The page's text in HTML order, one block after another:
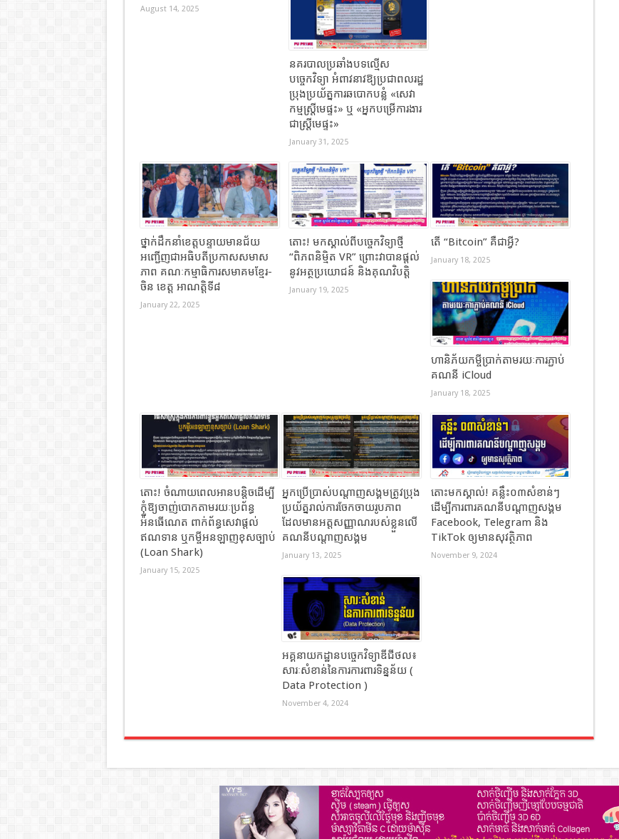
August 14, 2025
នគរបាលប្រឆាំងបទល្មើស
បច្ចេកវិទ្យា អំពាវនាវឱ្យប្រជាពលរដ្ឋ
ប្រុងប្រយ័ត្នការឆបោកបន្លំ «សេវា
កម្មស្រ្តីមេផ្ទះ» ឬ «អ្នកបម្រើការងារ
ជាស្រ្តីមេផ្ទះ»
January 31, 2025
ថ្នាក់ដឹកនាំខេត្តបន្ទាយមានជ័យ
អញ្ជើញជាអធិបតីប្រកាសសមាស
ភាព គណៈកម្មាធិការសមាគមខ្មែរ-
ចិន ខេត្ត អាណត្តិទី៨
January 22, 2025
តោះ​! មកស្គាល់​ពីបច្ចេកវិទ្យាថ្មី
“ពិភពនិម្មិត VR”​ ព្រោះវាបានផ្តល់
នូវអត្ថប្រយោជន៍ និងគុណវិបត្តិ
January 19, 2025
តើ “Bitcoin” គឺជាអ្វី?
January 18, 2025
ហានិភ័យកម្ចីប្រាក់តាមរយៈការភ្ជាប់
គណនី iCloud
January 18, 2025
តោះ​! ចំណាយពេលអានបន្តិចដើម្បី
កុំឱ្យចាញ់បោកតាមរយៈប្រព័ន្ធ​
អ៉ីនធេីណេត​ ពាក់ព័ន្ធ​សេវាផ្តល់
ឥណទាន​ ឬកម្ចីអនឡាញខុសច្បាប់
(Loan Shark)
January 15, 2025
អ្នកប្រើប្រាស់បណ្តាញសង្គមត្រូវប្រុង
ប្រយ័ត្នរាល់ការចែកចាយរូបភាព
ដែលមានអត្តសញ្ញាណរបស់ខ្លួនលើ
គណនីបណ្តាញសង្គម
January 13, 2025
តោះមកស្គាល់! គន្លឹះ០៣សំខាន់ៗ
ដើម្បីការពារគណនីបណ្តាញសង្គម
Facebook, Telegram និង
TikTok ឲ្យមានសុវត្ថិភាព
November 9, 2024
អគ្គនាយកដ្ឋានបច្ចេកវិទ្យាឌីជីថល៖​
សារៈសំខាន់នៃការការពារទិន្នន័យ (
Data Protection )
November 4, 2024